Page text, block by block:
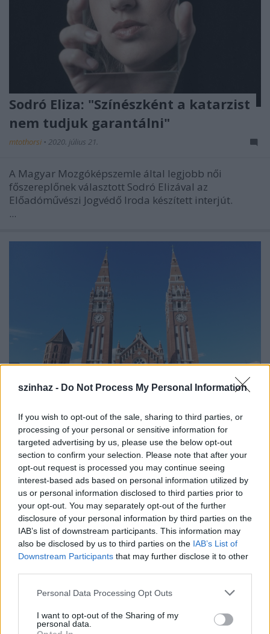
szinhaz - Do Not Process My Personal Information
If you wish to opt-out of the sale, sharing to third parties, or
processing of your personal or sensitive information for
targeted advertising by us, please use the below opt-out
section to confirm your selection. Please note that after your
opt-out request is processed you may continue seeing
interest-based ads based on personal information utilized by
us or personal information disclosed to third parties prior to
your opt-out. You may separately opt-out of the further
disclosure of your personal information by third parties on the
IAB’s list of downstream participants. This information may
also be disclosed by us to third parties on the IAB’s List of
Downstream Participants that may further disclose it to other
Please note that this website/app uses one or more Google
not limited to your visit or usage behaviour. You may click to
grant or deny consent to Google and its third-party tags to
Personal Data Processing Opt Outs
I want to opt-out of the Sharing of my
personal data.
Sodró Eliza: "Színészként a katarzist
nem tudjuk garantálni"
mtothorsi • 2020. július 21.
A Magyar Mozgóképszemle által legjobb női
főszereplőnek választott Sodró Elizával az
Előadóművészi Jogvédő Iroda készített interjút.
...
Épül a Dóm téri szabadtéri színpad
mtothorsi•2020. július 16.
Megkezdődött a Szegedi Szabadtéri Játékok Dóm
téri játszóhelyének építése. A fesztivál ikonikus
helyszínének számító téren elsőként ...